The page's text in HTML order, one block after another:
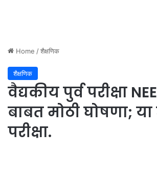
Home /शैक्षणिक
शैक्षणिक
वैद्यकीय पुर्व परीक्षा
बाबत मोठी घोषणा;
परीक्षा.